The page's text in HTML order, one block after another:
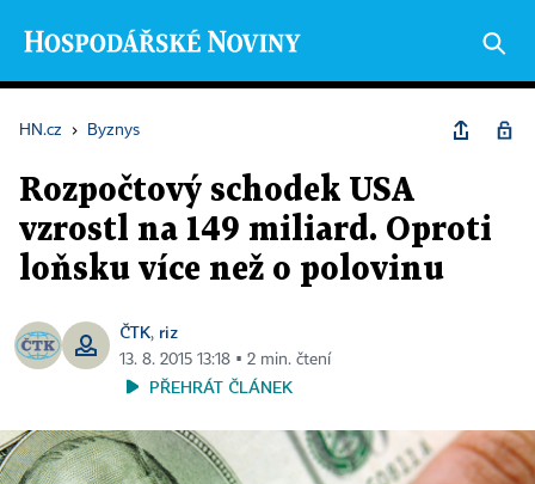
HN.cz › Byznys
Rozpočtový schodek USA
vzrostl na 149 miliard. Oproti
loňsku více než o polovinu
ČTK, riz
13. 8. 2015 13:18 ▪ 2 min. čtení
PŘEHRÁT ČLÁNEK